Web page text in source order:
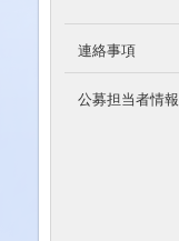
連絡事項
公募担当者情報